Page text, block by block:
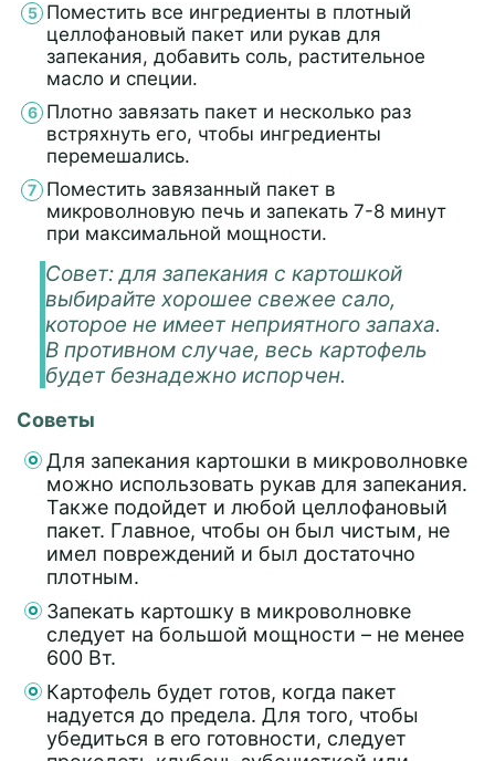
Поместить все ингредиенты в плотный
целлофановый пакет или рукав для
запекания, добавить соль, растительное
масло и специи.
Плотно завязать пакет и несколько раз
встряхнуть его, чтобы ингредиенты
перемешались.
Поместить завязанный пакет в
микроволновую печь и запекать 7-8 минут
при максимальной мощности.
Совет: для запекания с картошкой
выбирайте хорошее свежее сало,
которое не имеет неприятного запаха.
В противном случае, весь картофель
будет безнадежно испорчен.
Советы
Для запекания картошки в микроволновке
можно использовать рукав для запекания.
Также подойдет и любой целлофановый
пакет. Главное, чтобы он был чистым, не
имел повреждений и был достаточно
плотным.
Запекать картошку в микроволновке
следует на большой мощности – не менее
600 Вт.
Картофель будет готов, когда пакет
надуется до предела. Для того, чтобы
убедиться в его готовности, следует